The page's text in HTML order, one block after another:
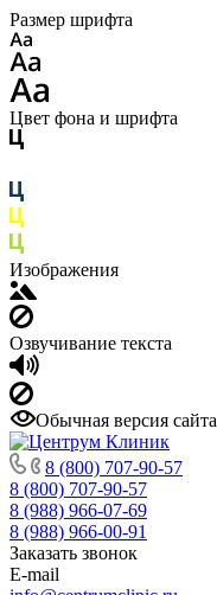
Размер шрифта
Цвет фона и шрифта
Изображения
Озвучивание текста
Обычная версия сайта
8 (800) 707-90-57
8 (800) 707-90-57
8 (988) 966-07-69
8 (988) 966-00-91
Заказать звонок
E-mail